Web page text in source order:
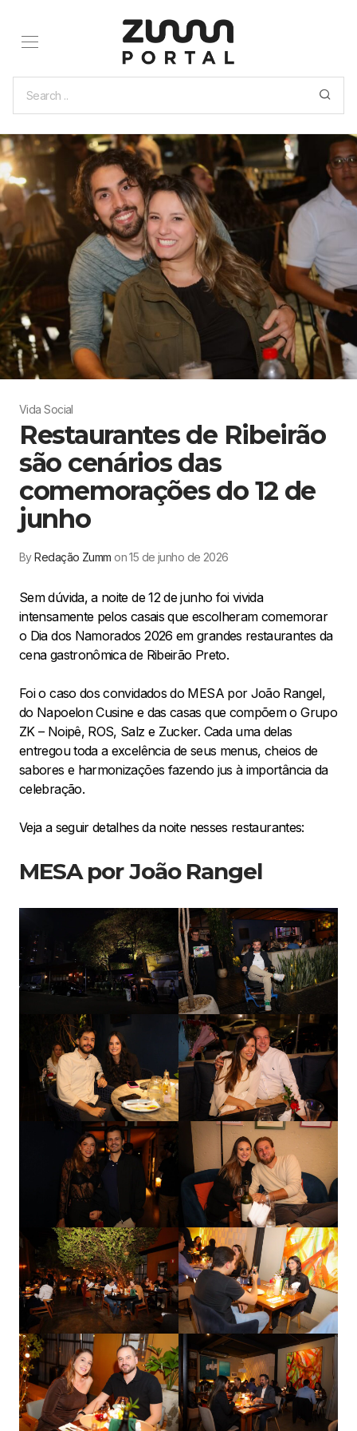
Vida Social
Restaurantes de Ribeirão
são cenários das
comemorações do 12 de
junho
ByRedação Zumm on 15 de junho de 2026
Sem dúvida, a noite de 12 de junho foi vivida
intensamente pelos casais que escolheram comemorar
o Dia dos Namorados 2026 em grandes restaurantes da
cena gastronômica de Ribeirão Preto.
Foi o caso dos convidados do MESA por João Rangel,
do Napoelon Cusine e das casas que compõem o Grupo
ZK – Noipê, ROS, Salz e Zucker. Cada uma delas
entregou toda a excelência de seus menus, cheios de
sabores e harmonizações fazendo jus à importância da
celebração.
Veja a seguir detalhes da noite nesses restaurantes:
MESA por João Rangel